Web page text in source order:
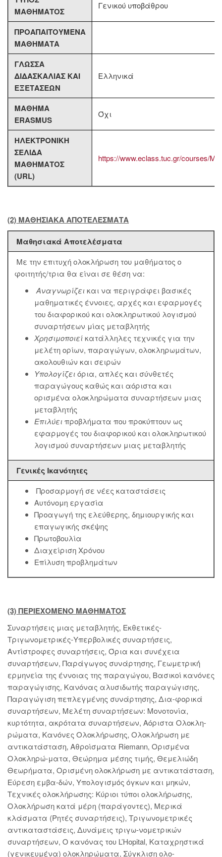
ΜΑΘΗΜΑΤΟΣ
Γενικού υποβάθρου
ΠΡΟΑΠΑΙΤΟΥΜΕΝΑ
ΜΑΘΗΜΑΤΑ
ΓΛΩΣΣΑ
ΔΙΔΑΣΚΑΛΙΑΣ ΚΑΙ
ΕΞΕΤΑΣΕΩΝ
Ελληνικά
ΜΑΘΗΜΑ
ERASMUS
Όχι
ΗΛΕΚΤΡΟΝΙΚΗ
ΣΕΛΙΔΑ
ΜΑΘΗΜΑΤΟΣ
(URL)
https://www.eclass.tuc.gr/courses/
(2) ΜΑΘΗΣΙΑΚΑ ΑΠΟΤΕΛΕΣΜΑΤΑ
Μαθησιακά Αποτελέσματα
Με την επιτυχή ολοκλήρωση του μαθήματος ο
φοιτητής/τρια θα είναι σε θέση να:
Αναγνωρίζει και να περιγράφει βασικές
μαθηματικές έννοιες, αρχές και εφαρμογές
του διαφορικού και ολοκληρωτικού λογισμού
συναρτήσεων μίας μεταβλητής
Χρησιμοποιείκατάλληλες τεχνικές για την
μελέτη ορίων, παραγώγων, ολοκληρωμάτων,
ακολουθιών και σειρών
Υπολογίζει όρια, απλές και σύνθετές
παραγώγους καθώς και αόριστα και
ορισμένα ολοκληρώματα συναρτήσεων μιας
μεταβλητής
Επιλύει προβλήματα που προκύπτουν ως
εφαρμογές του διαφορικού και ολοκληρωτικού
λογισμού συναρτήσεων μιας μεταβλητής
Γενικές Ικανότητες
Προσαρμογή σε νέες καταστάσεις
Αυτόνομη εργασία
Προαγωγή της ελεύθερης, δημιουργικής και
επαγωγικής σκέψης
Πρωτοβουλία
Διαχείριση Χρόνου
Επίλυση προβλημάτων
(3) ΠΕΡΙΕΧΟΜΕΝΟ ΜΑΘΗΜΑΤΟΣ
Συναρτήσεις μιας μεταβλητής, Εκθετικές-
Τριγωνομετρικές-Υπερβολικές συναρτήσεις,
Αντίστροφες συναρτήσεις, Όρια και συνέχεια
συναρτήσεων, Παράγωγος συνάρτησης, Γεωμετρική́
ερμηνεία της έννοιας της παραγώγου, Βασικοί κανόνες
παραγώγισης, Κανόνας αλυσιδωτής παραγώγισης,
Παραγώγιση πεπλεγμένης συνάρτησης, Δια-φορικά
συναρτήσεων, Μελέτη συναρτήσεων: Μονοτονία,
κυρτότητα, ακρότατα συναρτήσεων, Αόριστα Ολοκλη-
ρώματα, Κανόνες Ολοκλήρωσης, Ολοκλήρωση με
αντικατάσταση, Αθροίσματα Riemann, Ορισμένα
Ολοκληρώ-ματα, Θεώρημα μέσης τιμής, Θεμελιώδη
Θεωρήματα, Ορισμένη ολοκλήρωση με αντικατάσταση,
Εύρεση εμβα-δών, Υπολογισμός όγκων και μηκών,
Τεχνικές ολοκλήρωσης: Κύριοι τύποι ολοκλήρωσης,
Ολοκλήρωση κατά μέρη (παράγοντες), Μερικά
κλάσματα (Ρητές συναρτήσεις), Τριγωνομετρικές
αντικαταστάσεις, Δυνάμεις τριγω-νομετρικών
συναρτήσεων, Ο κανόνας του L’Hopital, Καταχρηστικά́
(γενικευμένα) ολοκληρώματα, Σύγκλιση ολο-